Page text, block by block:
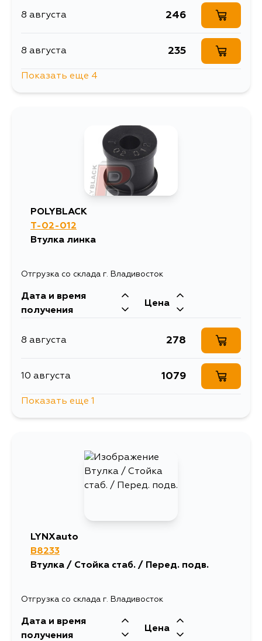
8 августа 246
8 августа 235
268
Показать еще 4
POLYBLACK
T-02-012
Втулка линка
Отгрузка со склада г. Владивосток
Дата и время
получения
Цена
8 августа 278
10 августа 1079
Показать еще 1
LYNXauto
B8233
Втулка / Стойка стаб. / Перед. подв.
Отгрузка со склада г. Владивосток
Дата и время
получения
Цена